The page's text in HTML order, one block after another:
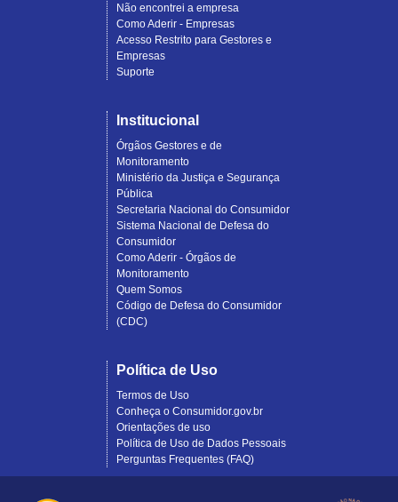
Não encontrei a empresa
Como Aderir - Empresas
Acesso Restrito para Gestores e
Empresas
Suporte
Institucional
Órgãos Gestores e de
Monitoramento
Ministério da Justiça e Segurança
Pública
Secretaria Nacional do Consumidor
Sistema Nacional de Defesa do
Consumidor
Como Aderir - Órgãos de
Monitoramento
Quem Somos
Código de Defesa do Consumidor
(CDC)
Política de Uso
Termos de Uso
Conheça o Consumidor.gov.br
Orientações de uso
Política de Uso de Dados Pessoais
Perguntas Frequentes (FAQ)